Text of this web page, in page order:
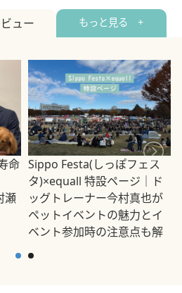
ュー もっと見る +
命
瀬
Sippo Festa(しっぽフェス
タ)×equall 特設ページ｜ド
ッグトレーナー今村真也が
ペットイベントの魅力とイ
ベント参加時の注意点も解
2026年5月12日